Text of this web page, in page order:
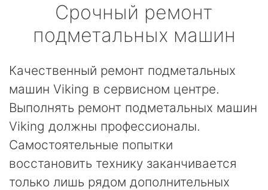
Срочный ремонт
подметальных машин
Качественный ремонт подметальных
машин Viking в сервисном центре.
Выполнять ремонт подметальных машин
Viking должны профессионалы.
Самостоятельные попытки
восстановить технику заканчивается
только лишь рядом дополнительных